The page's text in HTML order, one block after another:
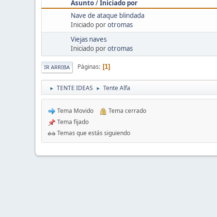
Asunto/Iniciado por
Nave de ataque blindada
Iniciado porotromas
Viejas naves
Iniciado porotromas
IR ARRIBA Páginas 1
► TENTE IDEAS ► Tente Alfa
Tema Movido
Tema cerrado
Tema fijado
Temas que estás siguiendo